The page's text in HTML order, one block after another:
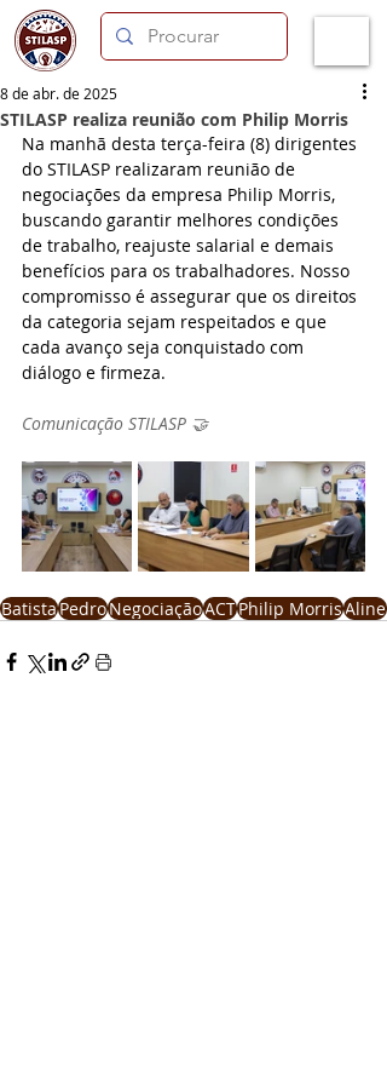
STILASP realiza reunião com Philip Morris
8 de abr. de 2025
Na manhã desta terça-feira (8) dirigentes
do STILASP realizaram reunião de
negociações da empresa Philip Morris,
buscando garantir melhores condições
de trabalho, reajuste salarial e demais
benefícios para os trabalhadores. Nosso
compromisso é assegurar que os direitos
da categoria sejam respeitados e que
cada avanço seja conquistado com
diálogo e firmeza.
Comunicação STILASP 🤝
BatistaPedroNegociaçãoACTPhilip MorrisAline